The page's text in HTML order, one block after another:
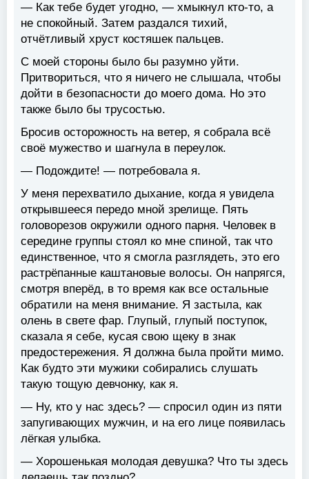
— Как тебе будет угодно, — хмыкнул кто-то, а
не спокойный. Затем раздался тихий,
отчётливый хруст костяшек пальцев.
С моей стороны было бы разумно уйти.
Притвориться, что я ничего не слышала, чтобы
дойти в безопасности до моего дома. Но это
также было бы трусостью.
Бросив осторожность на ветер, я собрала всё
своё мужество и шагнула в переулок.
— Подождите! — потребовала я.
У меня перехватило дыхание, когда я увидела
открывшееся передо мной зрелище. Пять
головорезов окружили одного парня. Человек в
середине группы стоял ко мне спиной, так что
единственное, что я смогла разглядеть, это его
растрёпанные каштановые волосы. Он напрягся,
смотря вперёд, в то время как все остальные
обратили на меня внимание. Я застыла, как
олень в свете фар. Глупый, глупый поступок,
сказала я себе, кусая свою щеку в знак
предостережения. Я должна была пройти мимо.
Как будто эти мужики собирались слушать
такую тощую девчонку, как я.
— Ну, кто у нас здесь? — спросил один из пяти
запугивающих мужчин, и на его лице появилась
лёгкая улыбка.
— Хорошенькая молодая девушка? Что ты здесь